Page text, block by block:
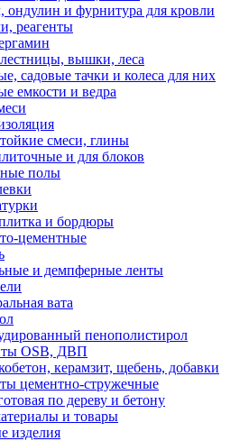
ондулин и фурнитура для кровли
реагенты
вышки, леса
садовые тачки и колеса для них
емкости и ведра
смеси, глины
и для блоков
полы
и бордюры
цементные
и демпферные ленты
вата
пенополистирол
OSB, ДВП
керамзит, щебень, добавки
цементно-стружечные
по дереву и бетону
и товары
изделия